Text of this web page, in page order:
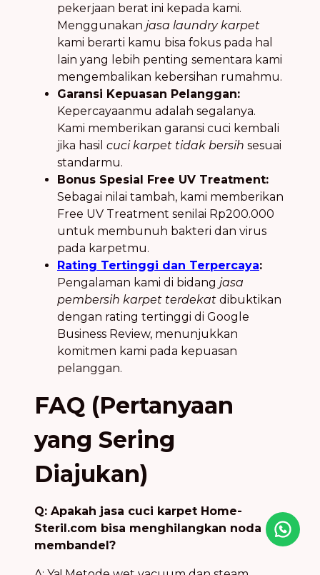
pekerjaan berat ini kepada kami.
Menggunakan jasa laundry karpet
kami berarti kamu bisa fokus pada hal
lain yang lebih penting sementara kami
mengembalikan kebersihan rumahmu.
Garansi Kepuasan Pelanggan:
Kepercayaanmu adalah segalanya.
Kami memberikan garansi cuci kembali
jika hasil cuci karpet tidak bersih sesuai
standarmu.
Bonus Spesial Free UV Treatment:
Sebagai nilai tambah, kami memberikan
Free UV Treatment senilai Rp200.000
untuk membunuh bakteri dan virus
pada karpetmu.
Rating Tertinggi dan Terpercaya:
Pengalaman kami di bidang jasa
pembersih karpet terdekat dibuktikan
dengan rating tertinggi di Google
Business Review, menunjukkan
komitmen kami pada kepuasan
pelanggan.
FAQ (Pertanyaan
yang Sering
Diajukan)
Q: Apakah jasa cuci karpet Home-
Steril.com bisa menghilangkan noda
membandel?
Icon